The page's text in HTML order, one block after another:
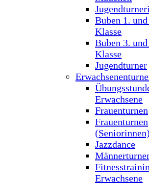
Buben 1.
Klasse
Buben 3.
Klasse
Jugendturner
Erwachsene
Frauenturnen
Frauenturnen
(Seniorinnen)
Jazzdance
Erwachsene